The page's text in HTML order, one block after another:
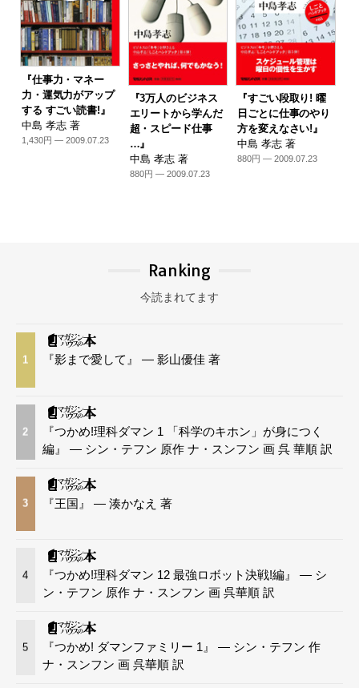
『仕事力・マネー
力・運気力がアップ
する すごい読書!』
中島 孝志 著
1,430円 — 2009.07.23
『3万人のビジネス
エリートから学んだ
超・スピード仕事
…』
中島 孝志 著
880円 — 2009.07.23
『すごい段取り! 曜
日ごとに仕事のやり
方を変えなさい!』
中島 孝志 著
880円 — 2009.07.23
Ranking
今読まれてます
1 『影まで愛して』 — 影山優佳 著
2
『つかめ!理科ダマン 1 「科学のキホン」が身につく
編』 — シン・テフン 原作 ナ・スンフン 画 呉 華順 訳
3 『王国』 — 湊かなえ 著
4
『つかめ!理科ダマン 12 最強ロボット決戦!編』 — シ
ン・テフン 原作 ナ・スンフン 画 呉華順 訳
5
『つかめ! ダマンファミリー 1』 — シン・テフン 作
ナ・スンフン 画 呉華順 訳